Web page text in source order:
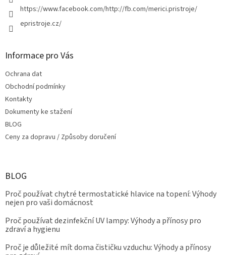
https://www.facebook.com/http://fb.com/merici.pristroje/
epristroje.cz/
Informace pro Vás
Ochrana dat
Obchodní podmínky
Kontakty
Dokumenty ke stažení
BLOG
Ceny za dopravu / Způsoby doručení
BLOG
Proč používat chytré termostatické hlavice na topení: Výhody
nejen pro vaši domácnost
Proč používat dezinfekční UV lampy: Výhody a přínosy pro
zdraví a hygienu
Proč je důležité mít doma čističku vzduchu: Výhody a přínosy